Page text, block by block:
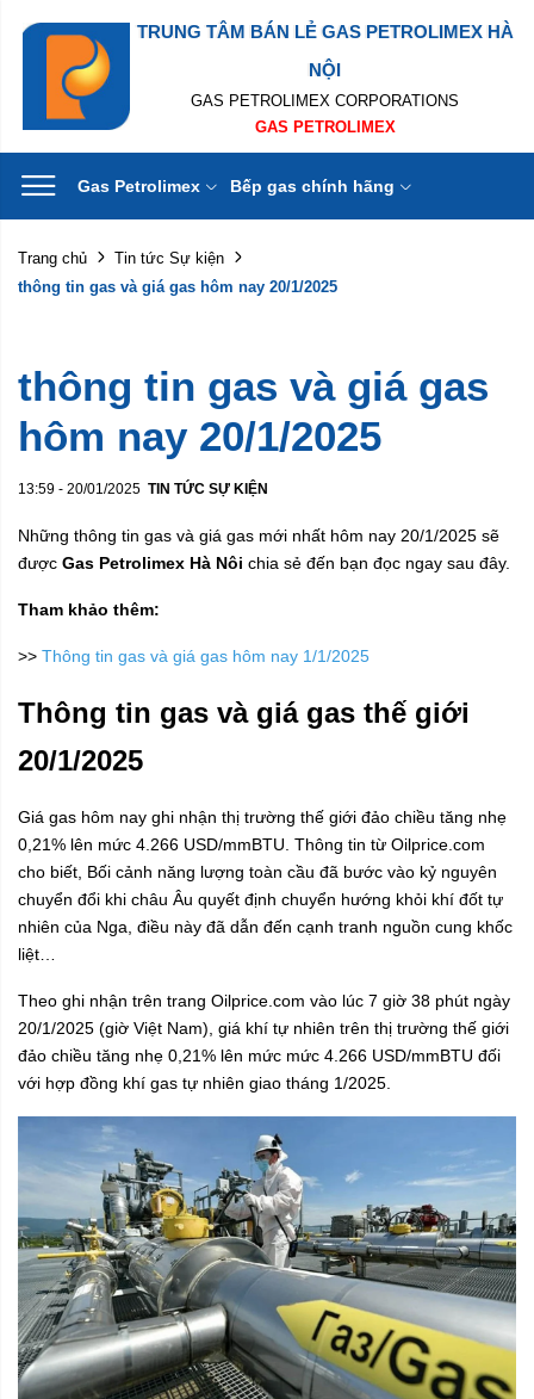
TRUNG TÂM BÁN LẺ GAS PETROLIMEX HÀ
NỘI
GAS PETROLIMEX CORPORATIONS
GAS PETROLIMEX
Gas Petrolimex Bếp gas chính hãng
Trang chủ
Tin tức Sự kiện
thông tin gas và giá gas hôm nay 20/1/2025
thông tin gas và giá gas
hôm nay 20/1/2025
13:59 - 20/01/2025 TIN TỨC SỰ KIỆN
Những thông tin gas và giá gas mới nhất hôm nay 20/1/2025 sẽ
được Gas Petrolimex Hà Nôi chia sẻ đến bạn đọc ngay sau đây.
Tham khảo thêm:
>> Thông tin gas và giá gas hôm nay 1/1/2025
Thông tin gas và giá gas thế giới
20/1/2025
Giá gas hôm nay ghi nhận thị trường thế giới đảo chiều tăng nhẹ
0,21% lên mức 4.266 USD/mmBTU. Thông tin từ Oilprice.com
cho biết, Bối cảnh năng lượng toàn cầu đã bước vào kỷ nguyên
chuyển đổi khi châu Âu quyết định chuyển hướng khỏi khí đốt tự
nhiên của Nga, điều này đã dẫn đến cạnh tranh nguồn cung khốc
liệt…
Theo ghi nhận trên trang Oilprice.com vào lúc 7 giờ 38 phút ngày
20/1/2025 (giờ Việt Nam), giá khí tự nhiên trên thị trường thế giới
đảo chiều tăng nhẹ 0,21% lên mức mức 4.266 USD/mmBTU đối
với hợp đồng khí gas tự nhiên giao tháng 1/2025.